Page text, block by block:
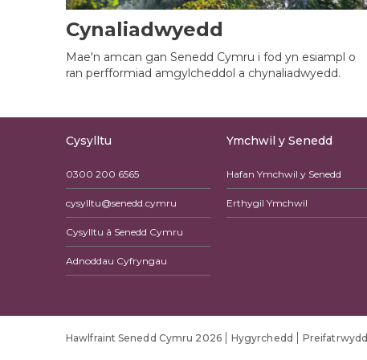
Cynaliadwyedd
Mae'n amcan gan Senedd Cymru i fod yn esiampl o
ran perfformiad amgylcheddol a chynaliadwyedd.
Cysylltu
0300 200 6565
cysylltu@senedd.cymru
Cysylltu â Senedd Cymru
Adnoddau Cyfryngau
Ymchwil y Senedd
Hafan Ymchwil y Senedd
Erthygil Ymchwil
Hawlfraint Senedd Cymru 2026 Hygyrchedd Preifatrwydd